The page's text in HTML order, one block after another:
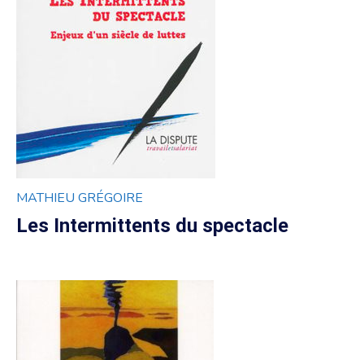
MATHIEU GRÉGOIRE
Les Intermittents du spectacle